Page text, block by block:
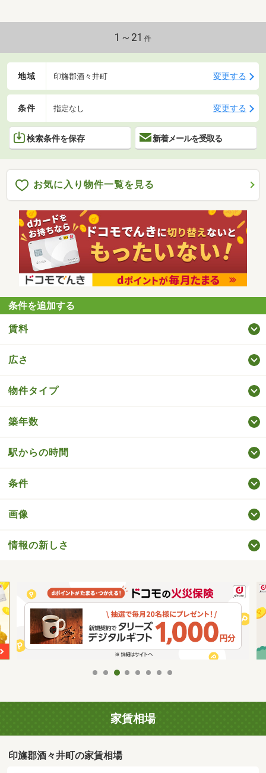
1～21 件
地域 印旛郡酒々井町 変更する
条件 指定なし 変更する
検索条件を保存 新着メールを受取る
お気に入り物件一覧を見る
条件を追加する
賃料
広さ
物件タイプ
築年数
駅からの時間
条件
画像
情報の新しさ
家賃相場
印旛郡酒々井町の家賃相場